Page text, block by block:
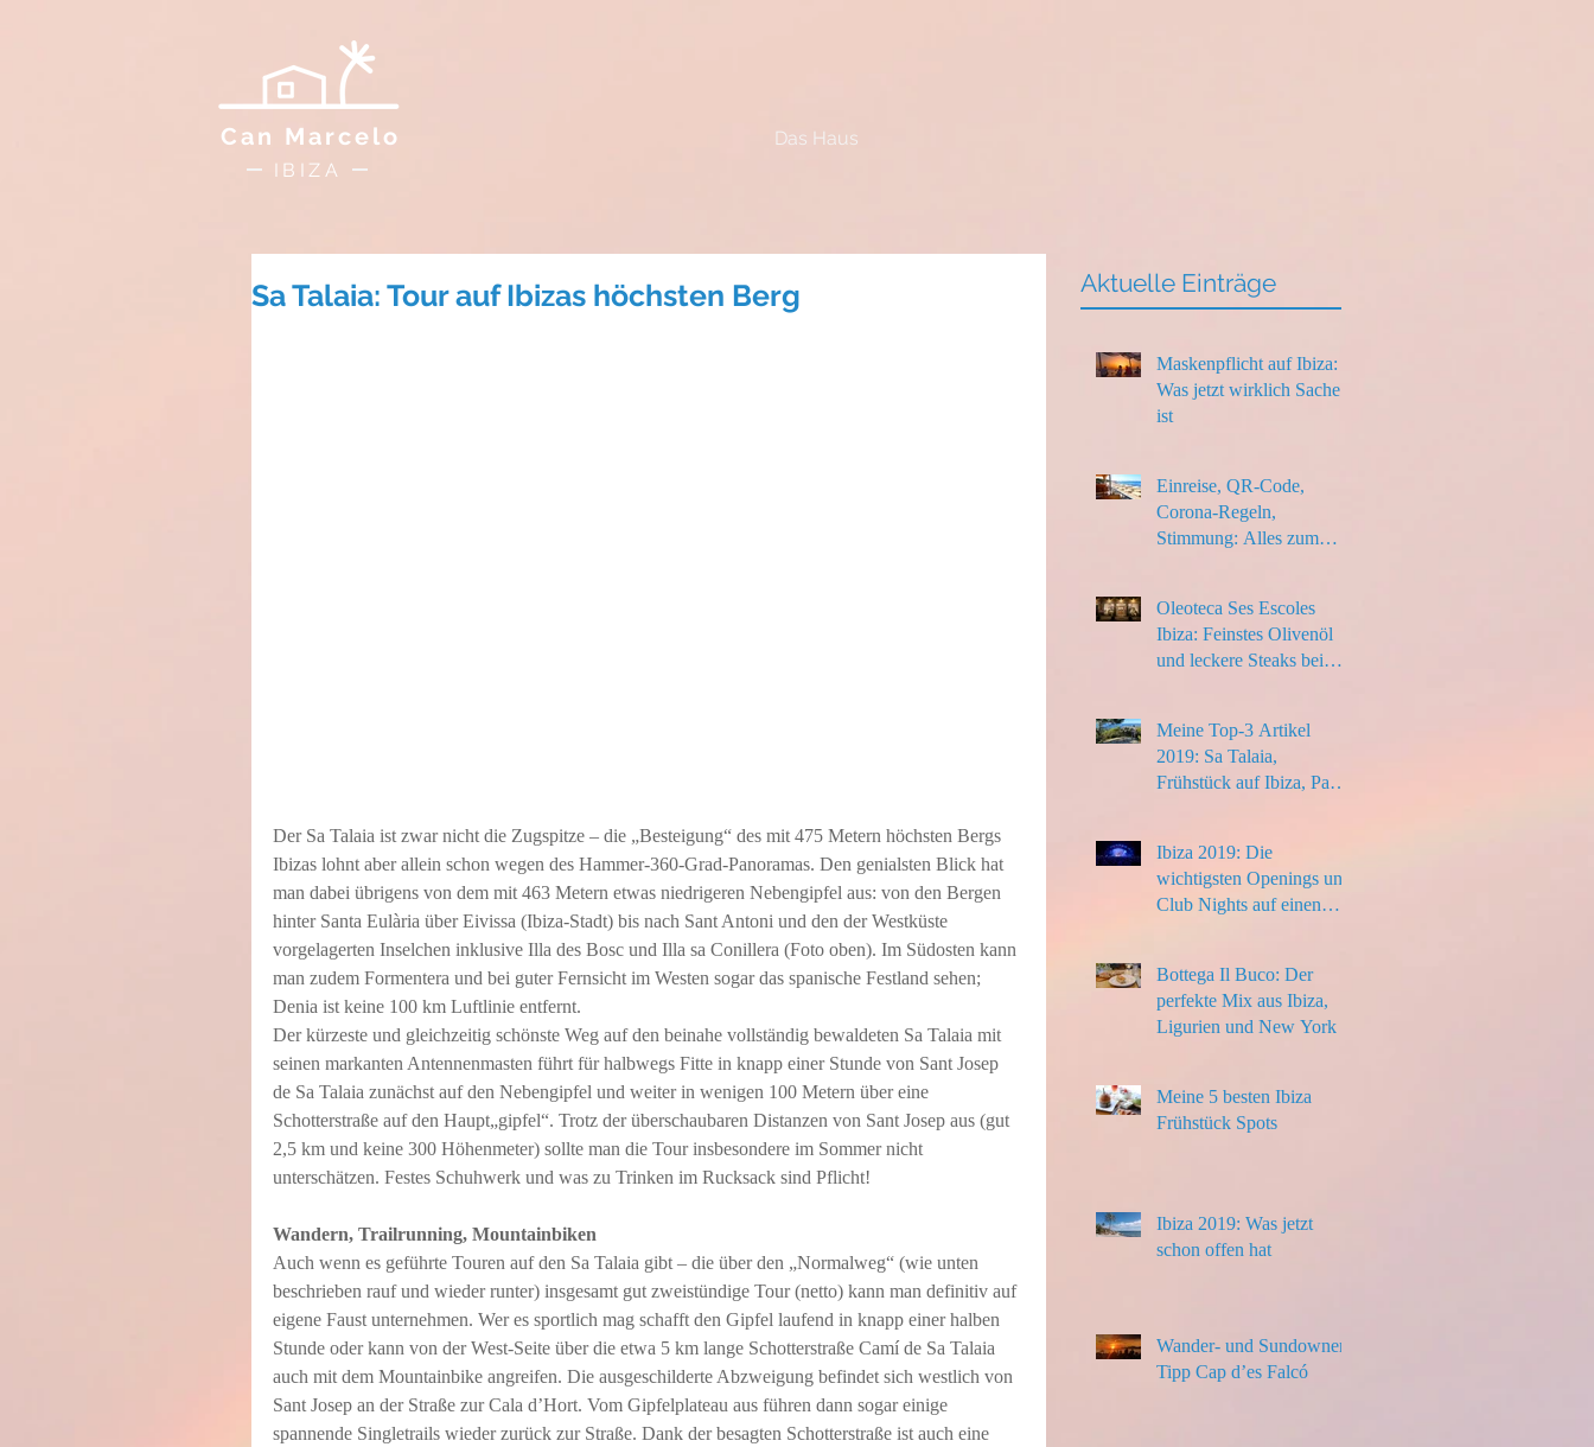
Das Haus
Can Marcelo
IBIZA
Sa Talaia: Tour auf Ibizas höchsten Berg
Der Sa Talaia ist zwar nicht die Zugspitze – die „Besteigung“ des mit 475 Metern höchsten Bergs
Ibizas lohnt aber allein schon wegen des Hammer-360-Grad-Panoramas. Den genialsten Blick hat
man dabei übrigens von dem mit 463 Metern etwas niedrigeren Nebengipfel aus: von den Bergen
hinter Santa Eulària über Eivissa (Ibiza-Stadt) bis nach Sant Antoni und den der Westküste
vorgelagerten Inselchen inklusive Illa des Bosc und Illa sa Conillera (Foto oben). Im Südosten kann
man zudem Formentera und bei guter Fernsicht im Westen sogar das spanische Festland sehen;
Denia ist keine 100 km Luftlinie entfernt.
Der kürzeste und gleichzeitig schönste Weg auf den beinahe vollständig bewaldeten Sa Talaia mit
seinen markanten Antennenmasten führt für halbwegs Fitte in knapp einer Stunde von Sant Josep
de Sa Talaia zunächst auf den Nebengipfel und weiter in wenigen 100 Metern über eine
Schotterstraße auf den Haupt„gipfel“. Trotz der überschaubaren Distanzen von Sant Josep aus (gut
2,5 km und keine 300 Höhenmeter) sollte man die Tour insbesondere im Sommer nicht
unterschätzen. Festes Schuhwerk und was zu Trinken im Rucksack sind Pflicht!
Wandern, Trailrunning, Mountainbiken
Auch wenn es geführte Touren auf den Sa Talaia gibt – die über den „Normalweg“ (wie unten
beschrieben rauf und wieder runter) insgesamt gut zweistündige Tour (netto) kann man definitiv auf
eigene Faust unternehmen. Wer es sportlich mag schafft den Gipfel laufend in knapp einer halben
Stunde oder kann von der West-Seite über die etwa 5 km lange Schotterstraße Camí de Sa Talaia
auch mit dem Mountainbike angreifen. Die ausgeschilderte Abzweigung befindet sich westlich von
Sant Josep an der Straße zur Cala d’Hort. Vom Gipfelplateau aus führen dann sogar einige
spannende Singletrails wieder zurück zur Straße. Dank der besagten Schotterstraße ist auch eine
Aktuelle Einträge
Maskenpflicht auf Ibiza:
Was jetzt wirklich Sache
ist
Einreise, QR-Code,
Corona-Regeln,
Stimmung: Alles zum
Oleoteca Ses Escoles
Ibiza: Feinstes Olivenöl
und leckere Steaks bei
Meine Top-3 Artikel
2019: Sa Talaia,
Frühstück auf Ibiza, Paella
Ibiza 2019: Die
wichtigsten Openings und
Club Nights auf einen
Bottega Il Buco: Der
perfekte Mix aus Ibiza,
Ligurien und New York
Meine 5 besten Ibiza
Frühstück Spots
Ibiza 2019: Was jetzt
schon offen hat
Wander- und Sundowner-
Tipp Cap d’es Falcó